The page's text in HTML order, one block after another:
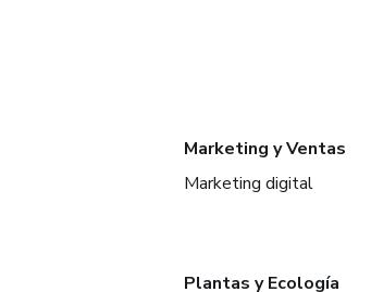
Marketing y Ventas
Marketing digital
Plantas y Ecología